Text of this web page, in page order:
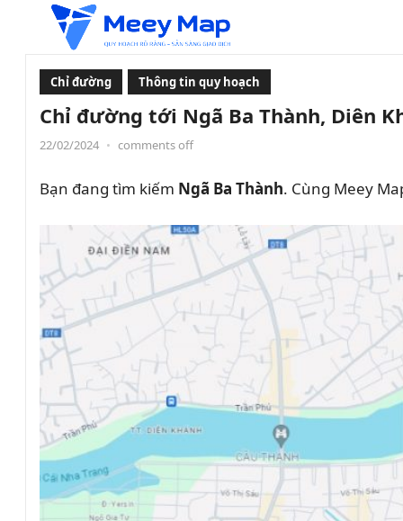
Chỉ đường Thông tin quy hoạch
Chỉ đường tới Ngã Ba Thành, Diên
22/02/2024 • comments off
Bạn đang tìm kiếm Ngã Ba Thành. Cùng Meey